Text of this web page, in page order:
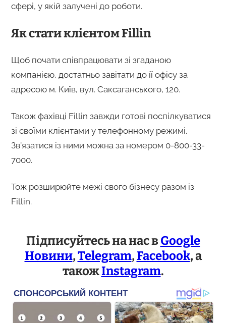
сфері, у якій залучені до роботи.
Як стати клієнтом Fillin
Щоб почати співпрацювати зі згаданою
компанією, достатньо завітати до її офісу за
адресою м. Київ, вул. Саксаганського, 120.
Також фахівці Fillin завжди готові поспілкуватися
зі своїми клієнтами у телефонному режимі.
Зв’язатися із ними можна за номером 0-800-33-
7000.
Тож розширюйте межі свого бізнесу разом із
Fillin.
Підписуйтесь на нас вGoogle
Новини,Telegram,Facebook, а
такожInstagram.